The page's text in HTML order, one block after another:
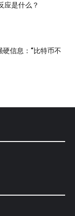
应是什么？
硬信息：“比特币不